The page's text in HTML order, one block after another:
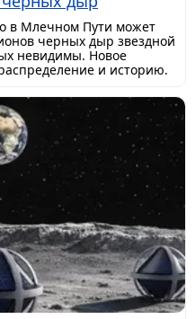
в Млечном Пути может
черных дыр звездной
невидимы. Новое
и историю.